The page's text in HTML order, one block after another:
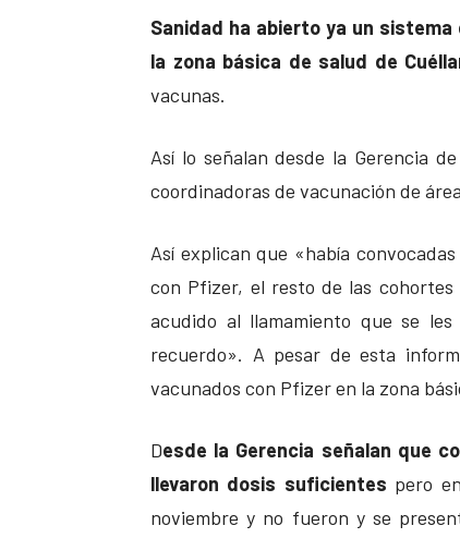
Sanidad ha abierto ya un
la zona básica de salud de
vacunas.
Así lo señalan desde la Gerencia
coordinadoras de vacunación de
Así explican que «había
con Pfizer, el resto de las
acudido al llamamiento que se
recuerdo». A pesar de esta
vacunados con Pfizer en la zona
Desde la Gerencia señalan que
llevaron dosis suficientes pero
noviembre y no fueron y se